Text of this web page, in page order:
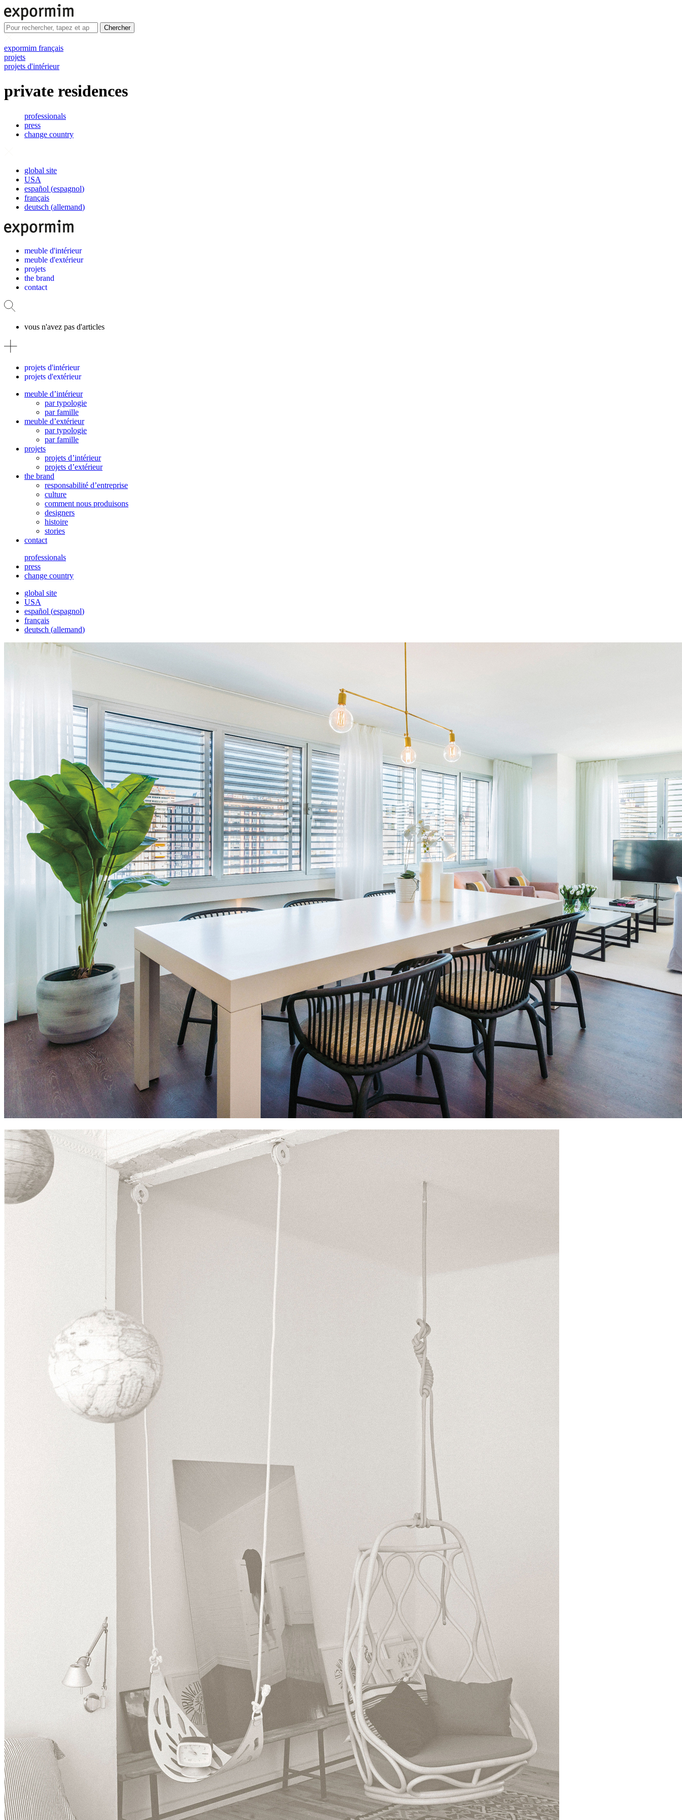
Chercher
expormim français
projets
projets d'intérieur
private residences
professionals
press
change country
global site
USA
español (espagnol)
français
deutsch (allemand)
meuble d'intérieur
meuble d'extérieur
projets
the brand
contact
vous n'avez pas d'articles
projets d'intérieur
projets d'extérieur
meuble d’intérieur
par typologie
par famille
meuble d’extérieur
par typologie
par famille
projets
projets d’intérieur
projets d’extérieur
the brand
responsabilité d’entreprise
culture
comment nous produisons
designers
histoire
stories
contact
professionals
press
change country
global site
USA
español (espagnol)
français
deutsch (allemand)